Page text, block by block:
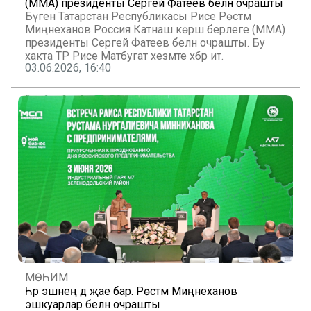
(MMA) президенты Сергей Фатеев белән очрашты
Бүген Татарстан Республикасы Рәисе Рөстәм
Миңнеханов Россия Катнаш көрәш берлеге (MMA)
президенты Сергей Фатеев белән очрашты. Бу
хакта ТР Рәисе Матбугат хезмәте хәбәр итә.
03.06.2026, 16:40
МӨҺИМ
Һәр эшнең дә җае бар. Рөстәм Миңнеханов
эшкуарлар белән очрашты